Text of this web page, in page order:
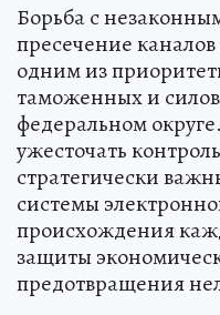
Борьба с
пресечение
одним из
таможенных и
федеральном
ужесточать
стратегически
системы
происхождения
защиты
предотвращения